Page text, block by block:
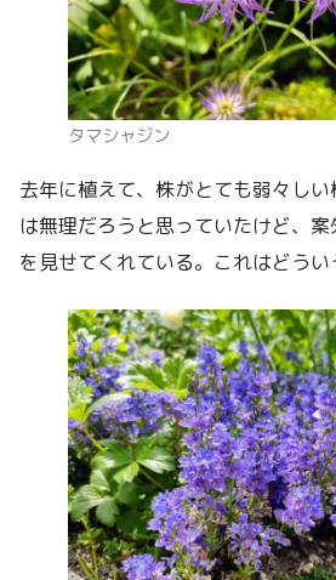
タマシャジン
去年に植えて、株がとても弱々し
は無理だろうと思っていたけど、
を見せてくれている。これはどうい